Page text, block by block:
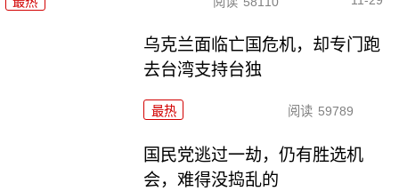
乌克兰面临亡国危机，却专门跑
去台湾支持台独
最热 阅读 59789
国民党逃过一劫，仍有胜选机
会，难得没捣乱的